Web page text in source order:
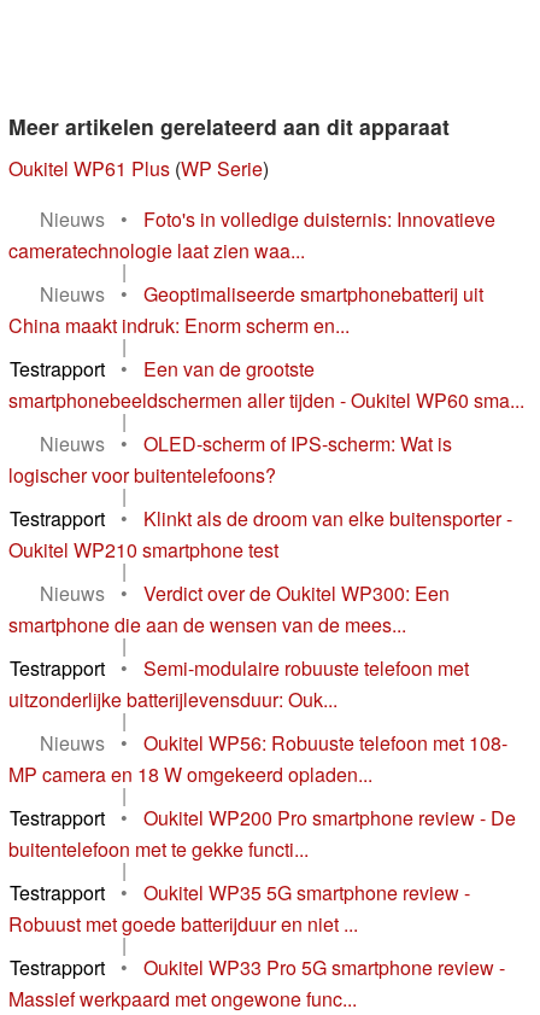
Meer artikelen gerelateerd aan dit apparaat
Oukitel WP61 Plus (WP Serie)
Nieuws
•
Foto's in volledige duisternis: Innovatieve
cameratechnologie laat zien waa...
|
Nieuws
•
Geoptimaliseerde smartphonebatterij uit
China maakt indruk: Enorm scherm en...
|
Testrapport
•
Een van de grootste
smartphonebeeldschermen aller tijden - Oukitel WP60 sma...
|
Nieuws
•
OLED-scherm of IPS-scherm: Wat is
logischer voor buitentelefoons?
|
Testrapport
•
Klinkt als de droom van elke buitensporter -
Oukitel WP210 smartphone test
|
Nieuws
•
Verdict over de Oukitel WP300: Een
smartphone die aan de wensen van de mees...
|
Testrapport
•
Semi-modulaire robuuste telefoon met
uitzonderlijke batterijlevensduur: Ouk...
|
Nieuws
•
Oukitel WP56: Robuuste telefoon met 108-
MP camera en 18 W omgekeerd opladen...
|
Testrapport
•
Oukitel WP200 Pro smartphone review - De
buitentelefoon met te gekke functi...
|
Testrapport
•
Oukitel WP35 5G smartphone review -
Robuust met goede batterijduur en niet ...
|
Testrapport
•
Oukitel WP33 Pro 5G smartphone review -
Massief werkpaard met ongewone func...